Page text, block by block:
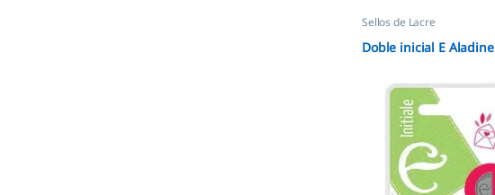
Sellos de Lacre
Doble inicial E Aladine